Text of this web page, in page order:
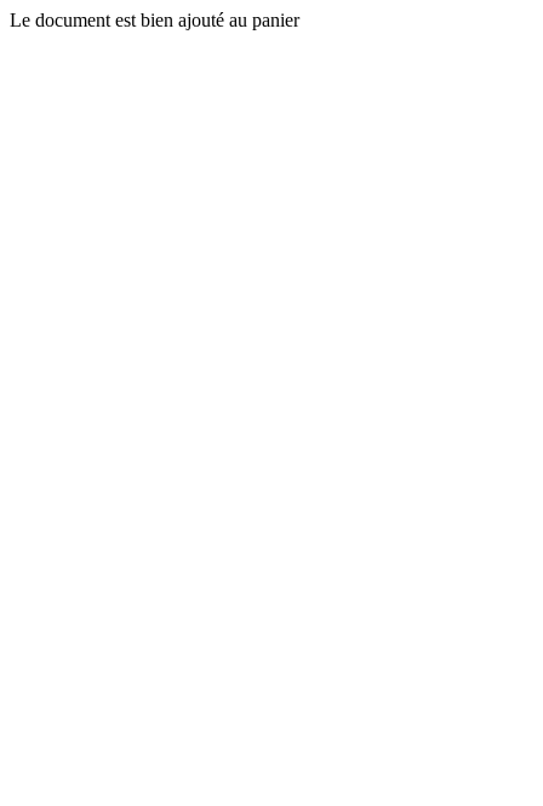
Le document est bien ajouté au panier